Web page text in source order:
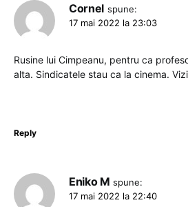
Cornel spune:
17 mai 2022 la 23:03
Rusine lui Cimpeanu, pentru ca
alta. Sindicatele stau ca la cinema.
Reply
Eniko M spune:
17 mai 2022 la 22:40